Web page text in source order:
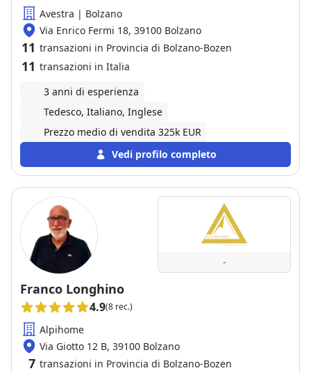
Avestra | Bolzano
Via Enrico Fermi 18, 39100 Bolzano
11 transazioni in Provincia di Bolzano-Bozen
11 transazioni in Italia
3 anni di esperienza
Tedesco, Italiano, Inglese
Prezzo medio di vendita 325k EUR
Vedi profilo completo
-
Franco Longhino
4.9(8 rec.)
Alpihome
Via Giotto 12 B, 39100 Bolzano
7 transazioni in Provincia di Bolzano-Bozen